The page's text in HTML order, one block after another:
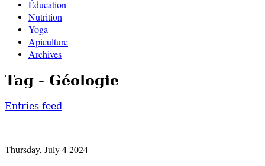
Éducation
Nutrition
Yoga
Apiculture
Archives
Tag - Géologie
Entries feed
Thursday, July 4 2024